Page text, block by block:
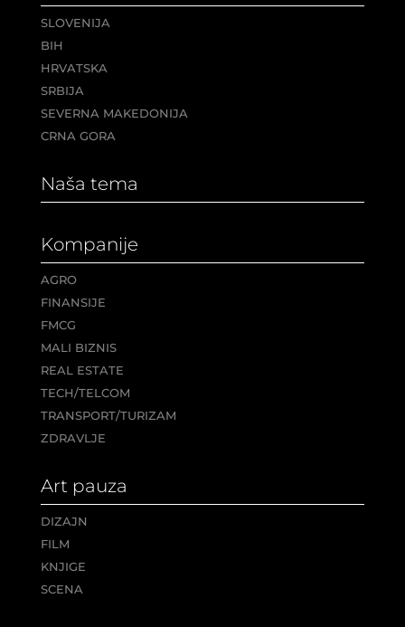
SLOVENIJA
BIH
HRVATSKA
SRBIJA
SEVERNA MAKEDONIJA
CRNA GORA
Naša tema
Kompanije
AGRO
FINANSIJE
FMCG
MALI BIZNIS
REAL ESTATE
TECH/TELCOM
TRANSPORT/TURIZAM
ZDRAVLJE
Art pauza
DIZAJN
FILM
KNJIGE
SCENA